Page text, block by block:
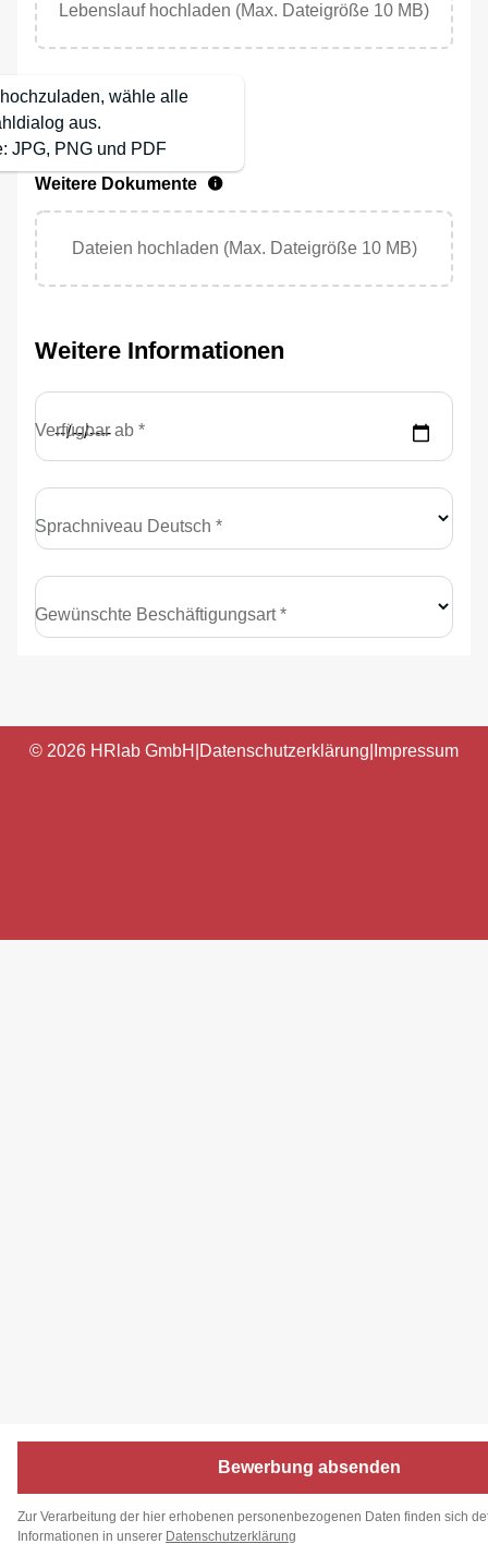
Lebenslauf hochladen (Max. Dateigröße 10 MB)
wähle alle
aus.
JPG, PNG und PDF
Weitere Dokumente
Dateien hochladen (Max. Dateigröße 10 MB)
Weitere Informationen
Verfügbar ab *
Sprachniveau Deutsch *
Gewünschte Beschäftigungsart *
Bewerbung absenden
Zur Verarbeitung der hier erhobenen personenbezogenen Daten finden sich
Informationen in unserer Datenschutzerklärung
© 2026 HRlab GmbH Datenschutzerklärung Impressum